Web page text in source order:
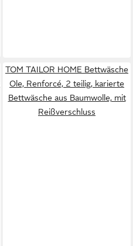
TOM TAILOR HOME Bettwäsche
Ole, Renforcé, 2 teilig, karierte
Bettwäsche aus Baumwolle, mit
Reißverschluss